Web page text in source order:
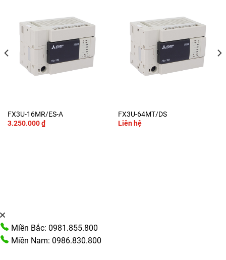
FX3U-16MR/ES-A
3.250.000₫
FX3U-64MT/DS
Liên hệ
Miền Bắc: 0981.855.800
Miền Nam: 0986.830.800